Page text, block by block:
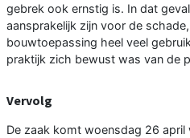
gebrek ook ernstig is. In dat
aansprakelijk zijn voor de
bouwtoepassing heel veel
praktijk zich bewust was van de
Vervolg
De zaak komt woensdag 26